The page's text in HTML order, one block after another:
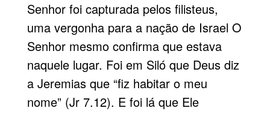
Senhor foi capturada pelos filisteus,
uma vergonha para a nação de Israel O
Senhor mesmo confirma que estava
naquele lugar. Foi em Siló que Deus diz
a Jeremias que “fiz habitar o meu
nome” (Jr 7.12). E foi lá que Ele